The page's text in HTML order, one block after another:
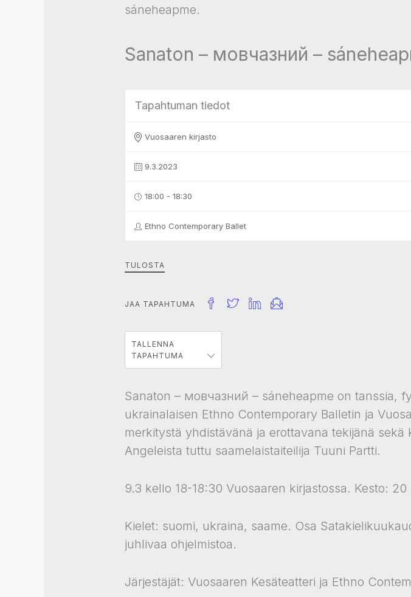
Sanaton – мовчазний –
Tapahtuman tiedot
Vuosaaren kirjasto
9.3.2023
18:00 - 18:30
Ethno Contemporary Ballet
TULOSTA
JAA TAPAHTUMA
TALLENNA
TAPAHTUMA
Sanaton – мовчазний – sáneheapme on tanssia,
ukrainalaisen Ethno Contemporary Balletin ja
merkitystä yhdistävänä ja erottavana tekijänä
Angeleista tuttu saamelaistaiteilija Tuuni Partti.
9.3 kello 18-18:30 Vuosaaren kirjastossa. Kesto:
Kielet: suomi, ukraina, saame. Osa
juhlivaa ohjelmistoa.
Järjestäjät: Vuosaaren Kesäteatteri ja Ethno